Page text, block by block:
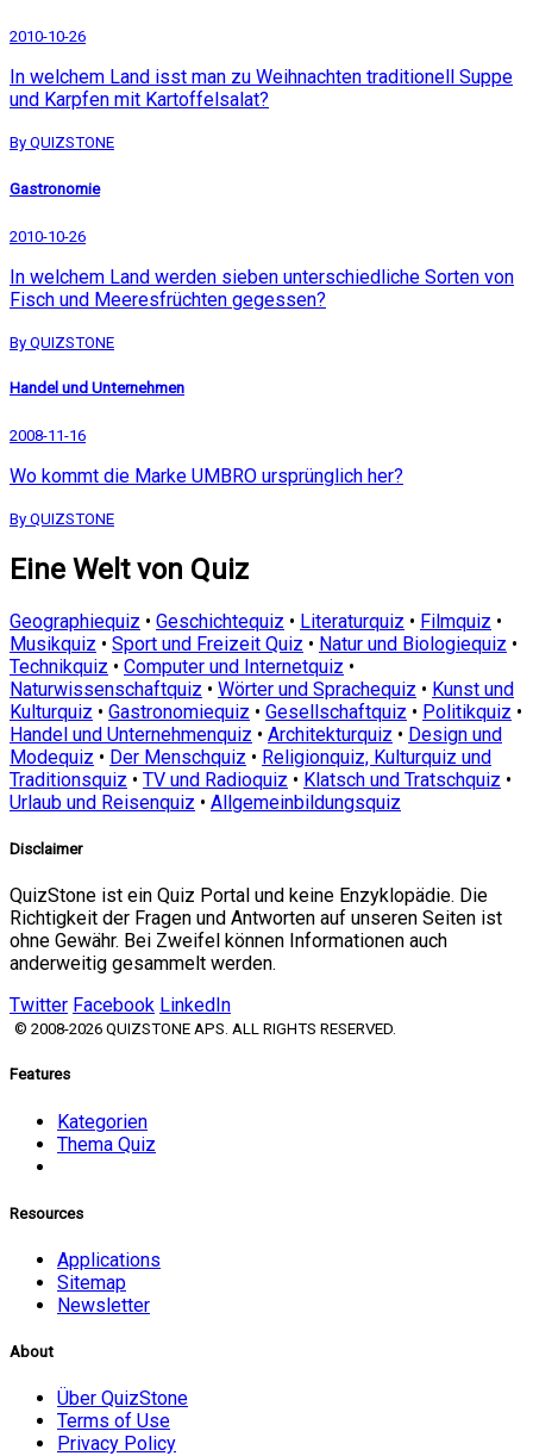
2010-10-26
In welchem Land isst man zu Weihnachten traditionell Suppe
und Karpfen mit Kartoffelsalat?
By QUIZSTONE
Gastronomie
2010-10-26
In welchem Land werden sieben unterschiedliche Sorten von
Fisch und Meeresfrüchten gegessen?
By QUIZSTONE
Handel und Unternehmen
2008-11-16
Wo kommt die Marke UMBRO ursprünglich her?
By QUIZSTONE
Eine Welt von Quiz
Geographiequiz • Geschichtequiz • Literaturquiz • Filmquiz •
Musikquiz • Sport und Freizeit Quiz • Natur und Biologiequiz •
Technikquiz • Computer und Internetquiz •
Naturwissenschaftquiz • Wörter und Sprachequiz • Kunst und
Kulturquiz • Gastronomiequiz • Gesellschaftquiz • Politikquiz •
Handel und Unternehmenquiz • Architekturquiz • Design und
Modequiz • Der Menschquiz • Religionquiz, Kulturquiz und
Traditionsquiz • TV und Radioquiz • Klatsch und Tratschquiz •
Urlaub und Reisenquiz • Allgemeinbildungsquiz
Disclaimer
QuizStone ist ein Quiz Portal und keine Enzyklopädie. Die
Richtigkeit der Fragen und Antworten auf unseren Seiten ist
ohne Gewähr. Bei Zweifel können Informationen auch
anderweitig gesammelt werden.
Twitter Facebook LinkedIn
© 2008-2026 QUIZSTONE APS. ALL RIGHTS RESERVED.
Features
Kategorien
Thema Quiz
Resources
Applications
Sitemap
Newsletter
About
Über QuizStone
Terms of Use
Privacy Policy